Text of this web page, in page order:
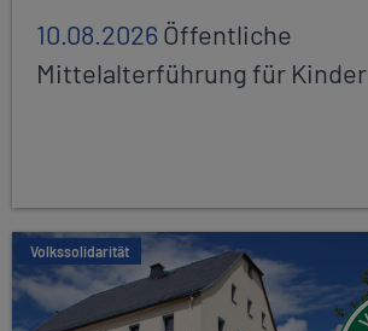
10.08.2026Öffentliche
Mittelalterführung für Kinder
Volkssolidarität